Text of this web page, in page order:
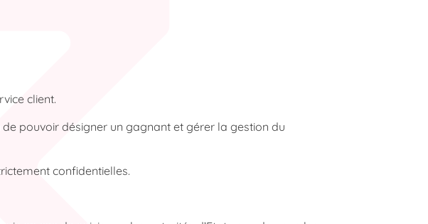
client.
pouvoir désigner un gagnant et gérer la gestion du
confidentielles.